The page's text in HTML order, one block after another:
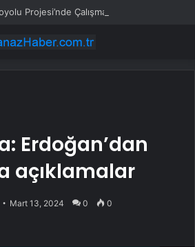
Erdoğan’dan
açıklamalar
Mart 13, 2024 0 0